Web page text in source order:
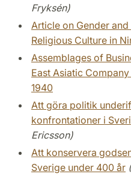
Fryksén)
Article on Gender
Religious Culture in
Assemblages of
East Asiatic
1940
Att göra politik
konfrontationer i
Ericsson)
Att konservera
Sverige under 400 år